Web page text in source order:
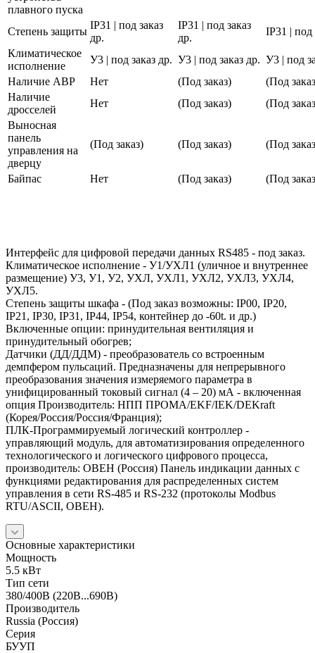
плавного пуска
Степень защиты
IP31 | под заказ
др.
IP31 | под заказ
др.
IP31 | под
Климатическое
исполнение
У3 | под заказ др. У3 | под заказ др. У3 | под
Наличие АВР
Нет (Под заказ)
(Под
Наличие
дросселей
Нет (Под заказ)
(Под
Выносная
панель
управления на
дверцу
(Под заказ) (Под заказ) (Под
Байпас Нет (Под заказ) (Под
Интерфейс для цифровой передачи данных RS485 - под заказ.
Климатическое исполнение - У1/УХЛ1 (уличное и внутреннее
размещение) У3, У1, У2, УХЛ, УХЛ1, УХЛ2, УХЛ3, УХЛ4,
УХЛ5.
Степень защиты шкафа - (Под заказ возможны: IP00, IP20,
IP21, IP30, IP31, IP44, IP54, контейнер до -60t. и др.)
Включенные опции: принудительная вентиляция и
принудительный обогрев;
Датчики (ДД/ДДМ) - преобразователь со встроенным
демпфером пульсаций. Предназначены для непрерывного
преобразования значения измеряемого параметра в
унифицированный токовый сигнал (4 – 20) мА - включенная
опция Производитель: НПП ПРОМА/EKF/IEK/DEKraft
(Корея/Россия/Россия/Франция);
ПЛК-Программируемый логический контроллер -
управляющий модуль, для автоматизирования определенного
технологического и логического цифрового процесса,
производитель: ОВЕН (Россия) Панель индикации данных с
функциями редактирования для распределенных систем
управления в сети RS-485 и RS-232 (протоколы Modbus
RTU/ASCII, ОВЕН).
Основные характеристики
Мощность
5.5 кВт
Тип сети
380/400В (220В...690В)
Производитель
Russia (Россия)
Серия
БУУП